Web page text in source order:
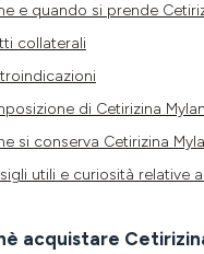
e quando si prende
collaterali
di Cetirizina Mylan
si conserva Cetirizina
utili e curiosità relative
acquistare